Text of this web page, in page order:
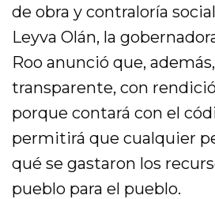
de obra y contraloría
Leyva Olán, la
Roo anunció que,
transparente, con
porque contará con el
permitirá que cualquier
qué se gastaron los
pueblo para el pueblo.